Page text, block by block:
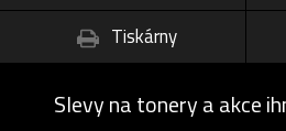
Tiskárny
Slevy na tonery a akce